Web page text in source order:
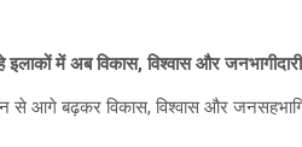
में अब विकास, विश्वास और
से आगे बढ़कर विकास, विश्वास और